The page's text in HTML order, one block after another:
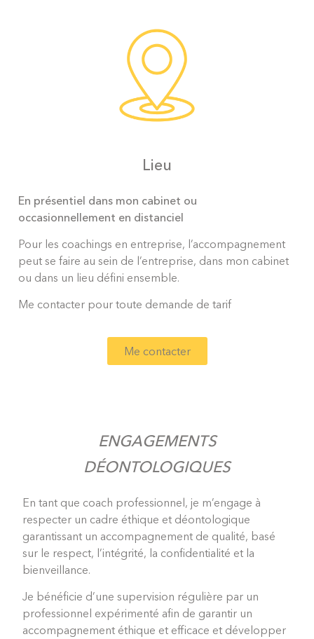
Lieu
En présentiel dans mon cabinet ou
occasionnellement en distanciel
Pour les coachings en entreprise, l’accompagnement
peut se faire au sein de l’entreprise, dans mon cabinet
ou dans un lieu défini ensemble.
Me contacter pour toute demande de tarif
Me contacter
ENGAGEMENTS
DÉONTOLOGIQUES
En tant que coach professionnel, je m’engage à
respecter un cadre éthique et déontologique
garantissant un accompagnement de qualité, basé
sur le respect, l’intégrité, la confidentialité et la
bienveillance.
Je bénéficie d’une supervision régulière par un
professionnel expérimenté afin de garantir un
accompagnement éthique et efficace et développer